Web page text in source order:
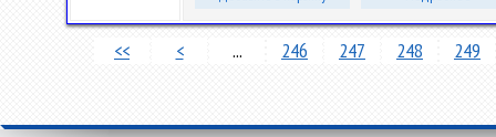
<< < ... 246 247 248 249